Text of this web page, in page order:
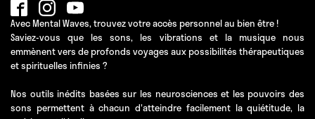
Avec Mental Waves, trouvez votre accès personnel au bien être !
Saviez-vous que les sons, les vibrations et la musique nous
emmènent vers de profonds voyages aux possibilités thérapeutiques
et spirituelles infinies ?
Nos outils inédits basées sur les neurosciences et les pouvoirs des
sons permettent à chacun d'atteindre facilement la quiétitude, la